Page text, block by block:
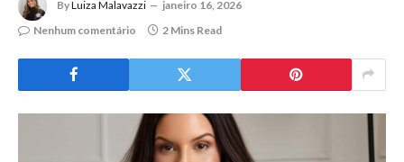
ByLuiza Malavazzi
janeiro 16, 2026
Nenhum comentário
2 Mins Read